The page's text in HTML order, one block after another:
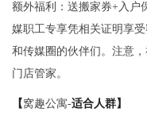
额外福利：送搬家券+入户
媒职工专享凭相关证明享
和传媒圈的伙伴们。注意
门店管家。
【 窝趣公寓-适合人群】